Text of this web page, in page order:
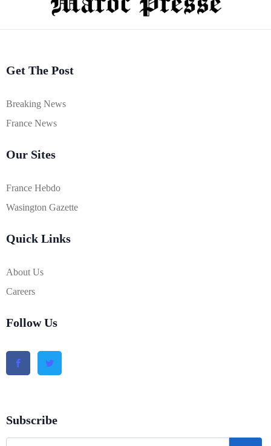
Get The Post
Breaking News
France News
Our Sites
France Hebdo
Wasington Gazette
Quick Links
About Us
Careers
Follow Us
Subscribe